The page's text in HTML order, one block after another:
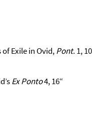
Exile in Ovid,Pont. 1,
Ex Ponto4, 16“